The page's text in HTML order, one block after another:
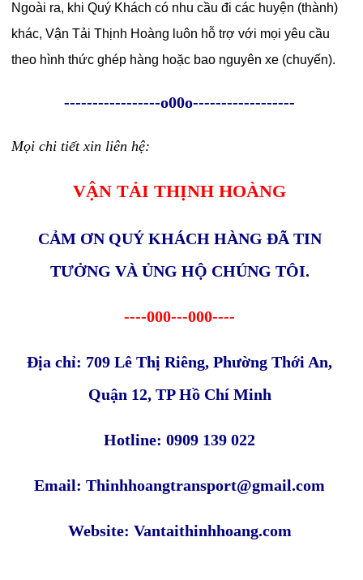
Ngoài ra, khi Quý Khách có nhu cầu đi các huyện (thành)
khác, Vận Tải Thịnh Hoàng luôn hỗ trợ với mọi yêu cầu
theo hình thức ghép hàng hoặc bao nguyên xe (chuyến).
-----------------o00o------------------
Mọi chi tiết xin liên hệ:
VẬN TẢI THỊNH HOÀNG
CẢM ƠN QUÝ KHÁCH HÀNG ĐÃ TIN
TƯỞNG VÀ ỦNG HỘ CHÚNG TÔI.
----000---000----
Địa chỉ: 709 Lê Thị Riêng, Phường Thới An,
Quận 12, TP Hồ Chí Minh
Hotline: 0909 139 022
Email: Thinhhoangtransport@gmail.com
Website: Vantaithinhhoang.com